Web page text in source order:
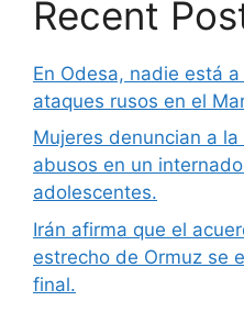
Recent
En Odesa, nadie está
ataques rusos en el
Mujeres denuncian a
abusos en un
adolescentes.
Irán afirma que el
estrecho de Ormuz se
final.